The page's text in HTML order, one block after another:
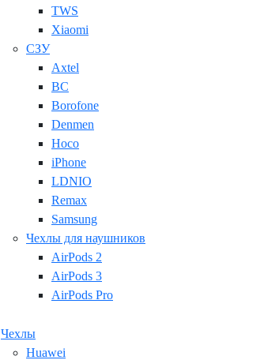
TWS
Xiaomi
СЗУ
Axtel
BC
Borofone
Denmen
Hoco
iPhone
LDNIO
Remax
Samsung
Чехлы для наушников
AirPods 2
AirPods 3
AirPods Pro
Чехлы
Huawei